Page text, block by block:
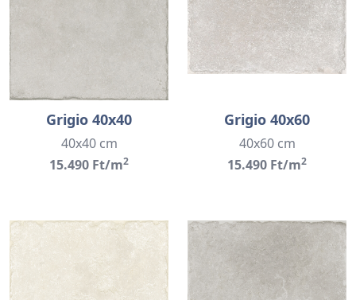
Grigio 40x40
40x40 cm
15.490 Ft/m2
Grigio 40x60
40x60 cm
15.490 Ft/m2